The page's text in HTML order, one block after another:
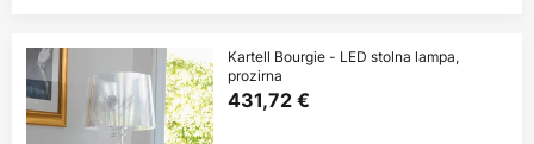
Kartell Bourgie - LED stolna lampa,
prozirna
431,72 €